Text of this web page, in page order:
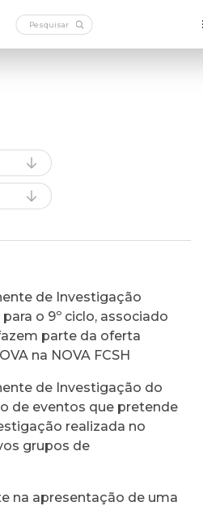
de Investigação
o 9º ciclo, associado
parte da oferta
na NOVA FCSH
de Investigação do
de eventos que pretende
realizada no
grupos de
na apresentação de uma